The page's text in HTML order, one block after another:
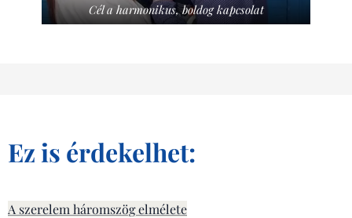
Cél a harmonikus, boldog kapcsolat
Ez is érdekelhet:
A szerelem háromszög elmélete